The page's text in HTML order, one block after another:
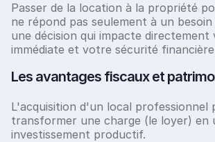
Passer de la location à la propriété
ne répond pas seulement à un
une décision qui impacte
immédiate et votre sécurité
Les avantages fiscaux et
L'acquisition d'un local professionnel
transformer une charge (le loyer) en
investissement productif.